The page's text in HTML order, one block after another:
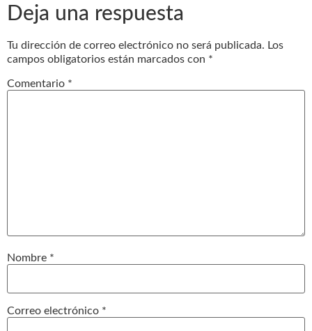
Deja una respuesta
Tu dirección de correo electrónico no será publicada. Los
campos obligatorios están marcados con *
Comentario *
Nombre *
Correo electrónico *